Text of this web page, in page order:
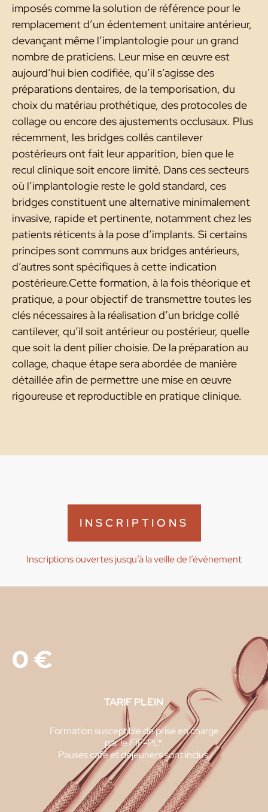
imposés comme la solution de référence pour le
remplacement d’un édentement unitaire antérieur,
devançant même l’implantologie pour un grand
nombre de praticiens. Leur mise en œuvre est
aujourd’hui bien codifiée, qu’il s’agisse des
préparations dentaires, de la temporisation, du
choix du matériau prothétique, des protocoles de
collage ou encore des ajustements occlusaux. Plus
récemment, les bridges collés cantilever
postérieurs ont fait leur apparition, bien que le
recul clinique soit encore limité. Dans ces secteurs
où l’implantologie reste le gold standard, ces
bridges constituent une alternative minimalement
invasive, rapide et pertinente, notamment chez les
patients réticents à la pose d’implants. Si certains
principes sont communs aux bridges antérieurs,
d’autres sont spécifiques à cette indication
postérieure.Cette formation, à la fois théorique et
pratique, a pour objectif de transmettre toutes les
clés nécessaires à la réalisation d’un bridge collé
cantilever, qu’il soit antérieur ou postérieur, quelle
que soit la dent pilier choisie. De la préparation au
collage, chaque étape sera abordée de manière
détaillée afin de permettre une mise en œuvre
rigoureuse et reproductible en pratique clinique.
INSCRIPTIONS
Inscriptions ouvertes jusqu’à la veille de l’événement
0€
TARIF PLEIN
Formation susceptible de prise en charge
par le FIF-PL*.
Pauses café et déjeuners sont inclus.